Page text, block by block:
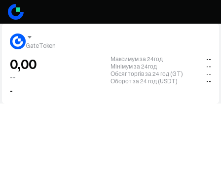
GateToken
0,00
--
-
Максимум за 24год
--
Мінімум за 24год
--
Обсяг торгів за 24 год (GT)
--
Оборот за 24 год (USDT)
--